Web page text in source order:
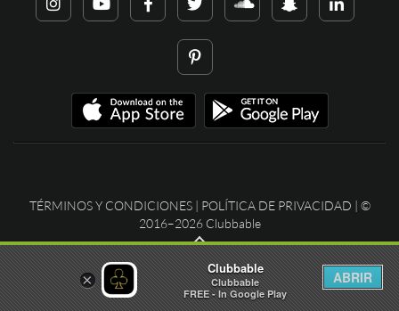
TÉRMINOS Y CONDICIONES| POLÍTICA DE PRIVACIDAD | ©
2016–2026 Clubbable
×
Clubbable
Clubbable
FREE - In Google Play
ABRIR